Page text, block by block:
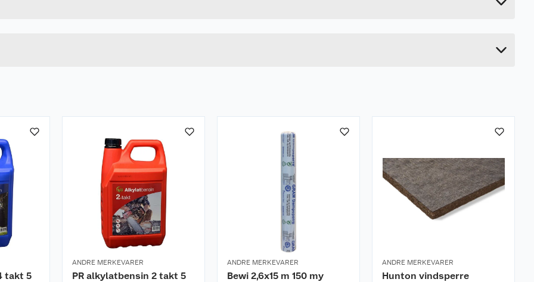
takt 5
ANDRE MERKEVARER
PR alkylatbensin 2 takt 5
ANDRE MERKEVARER
Bewi 2,6x15 m 150 my
ANDRE MERKEVARER
Hunton vindsperre